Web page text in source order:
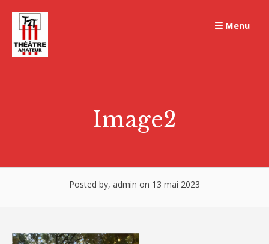
content
Menu
Image2
Posted by, admin on 13 mai 2023